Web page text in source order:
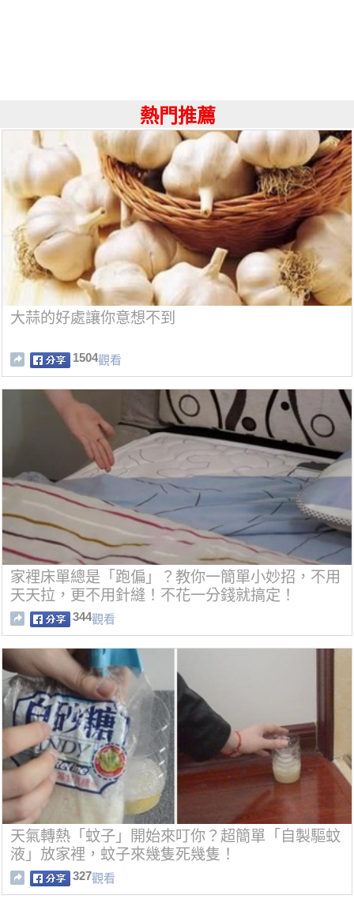
熱門推薦
大蒜的好處讓你意想不到
1504觀看
家裡床單總是「跑偏」？教你一簡單小妙招，不用
天天拉，更不用針縫！不花一分錢就搞定！
344觀看
天氣轉熱「蚊子」開始來叮你？超簡單「自製驅蚊
液」放家裡，蚊子來幾隻死幾隻！
327觀看